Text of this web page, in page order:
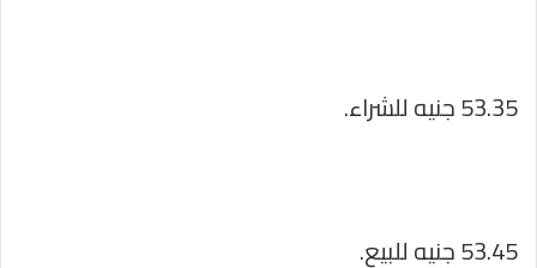
53.35 جنيه للشراء.
53.45 جنيه للبيع.